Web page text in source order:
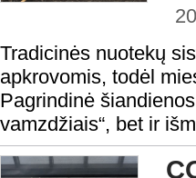
Tradicinės nuotekų
apkrovomis, todėl
Pagrindinė
vamzdžiais“, bet ir